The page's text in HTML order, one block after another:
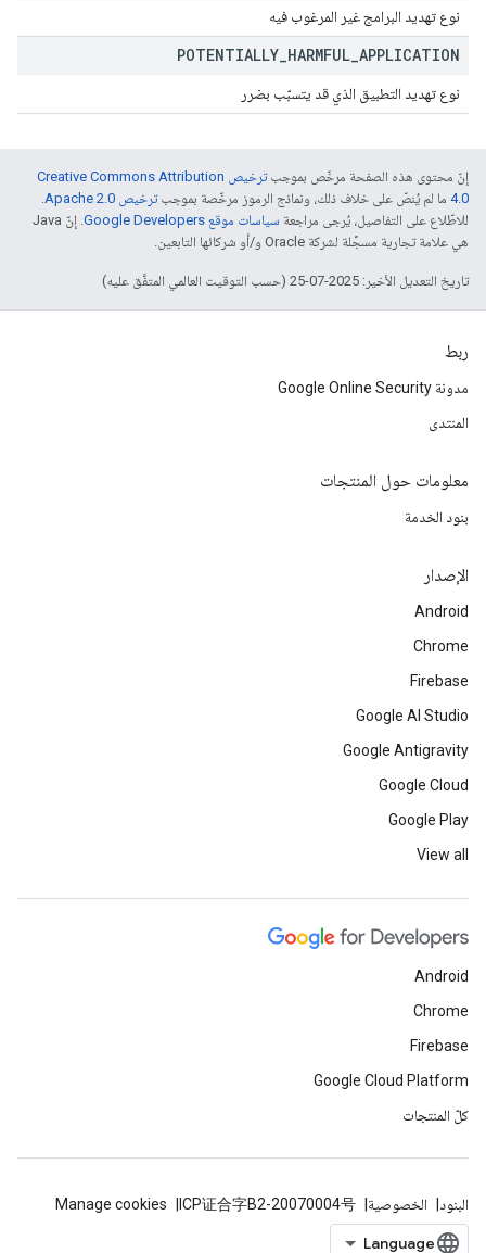
نوع تهديد البرامج غير المرغوب فيه
POTENTIALLY HARMFUL APPLICATION
نوع تهديد التطبيق الذي قد يتسبّب بضرر
إنّ محتوى هذه الصفحة مرخّص بموجب
ترخيص Creative Commons Attribution
4.0‏ ما لم يُنصّ على خلاف ذلك، ونماذج الرموز مرخّصة بموجبترخيص Apache 2.0‏
.
للاطّلاع على التفاصيل، يُرجى مراجعة سياسات موقع Google Developers‏
. إنّ Java
هي علامة تجارية مسجَّلة لشركة Oracle و/أو شركائها التابعين.
تاريخ التعديل الأخير: 2025-07-25 (حسب التوقيت العالمي المتفَّق عليه)
ربط
مدونة Google Online Security
المنتدى
معلومات حول المنتجات
بنود الخدمة
الإصدار
Android
Chrome
Firebase
Google AI Studio
Google Antigravity
Google Cloud
Google Play
View all
Android
Chrome
Firebase
Google Cloud Platform
كلّ المنتجات
البنود الخصوصية ICP证合字B2-20070004号
Manage cookies